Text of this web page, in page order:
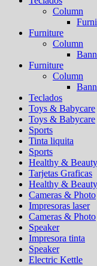
Column
Furniture
Column
Furniture
Column
Teclados
Toys & Babycare
Toys & Babycare
Sports
Tinta liquita
Sports
Healthy & Beauty
Tarjetas Graficas
Healthy & Beauty
Cameras & Photo
Impresoras laser
Cameras & Photo
Speaker
Impresora tinta
Speaker
Electric Kettle